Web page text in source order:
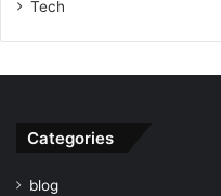
Tech
Categories
blog